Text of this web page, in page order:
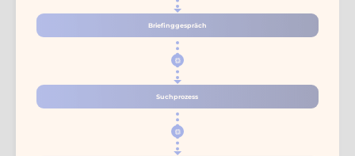
Briefinggespräch
Suchprozess